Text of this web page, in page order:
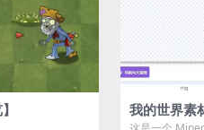
我的世界素